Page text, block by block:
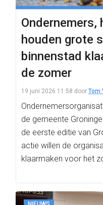
Ondernemers,
houden grote
binnenstad
de zomer
19 juni 2026 11:58 door Tom
de gemeente
de eerste editie van
actie willen de
klaarmaken voor het